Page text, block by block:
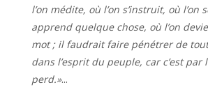
l’on médite, où l’on s’instruit, où l’on
apprend quelque chose, où l’on
mot ; il faudrait faire pénétrer de
dans l’esprit du peuple, car c’est par
perd.»